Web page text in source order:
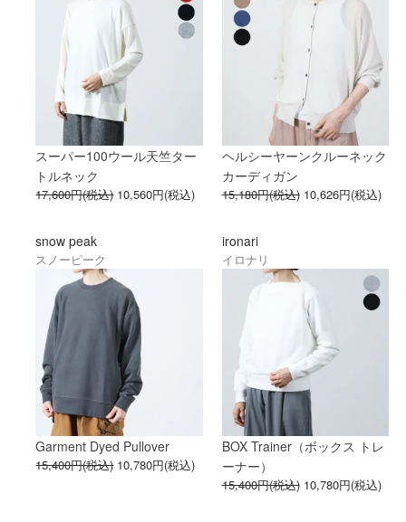
スーパー100ウール天竺ター
トルネック
17,600円(税込) 10,560円(税込)
ヘルシーヤーンクルーネック
カーディガン
15,180円(税込) 10,626円(税込)
snow peak
スノーピーク
Garment Dyed Pullover
15,400円(税込) 10,780円(税込)
ironari
イロナリ
BOX Trainer（ボックス トレ
ーナー）
15,400円(税込) 10,780円(税込)